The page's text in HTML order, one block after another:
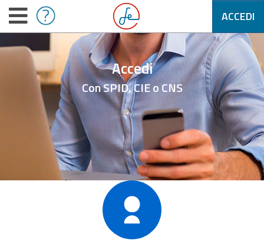
ACCEDI
Accedi
Con SPID, CIE o CNS